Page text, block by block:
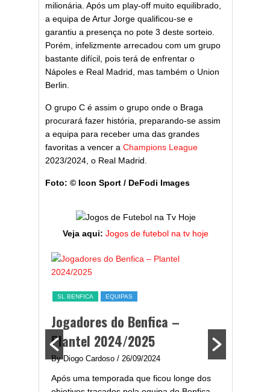
milionária. Após um play-off muito equilibrado,
a equipa de Artur Jorge qualificou-se e
garantiu a presença no pote 3 deste sorteio.
Porém, infelizmente arrecadou com um grupo
bastante difícil, pois terá de enfrentar o
Nápoles e Real Madrid, mas também o Union
Berlin.
O grupo C é assim o grupo onde o Braga
procurará fazer história, preparando-se assim
a equipa para receber uma das grandes
favoritas a vencer a Champions League
2023/2024, o Real Madrid.
Foto: © Icon Sport / DeFodi Images
Veja aqui: Jogos de futebol na tv hoje
SL BENFICA EQUIPAS
Jogadores do Benfica –
Plantel 2024/2025
By Diogo Cardoso / 26/09/2024
Após uma temporada que ficou longe dos